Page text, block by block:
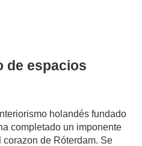
de espacios
holandés fundado
completado un imponente
corazon de Róterdam. Se